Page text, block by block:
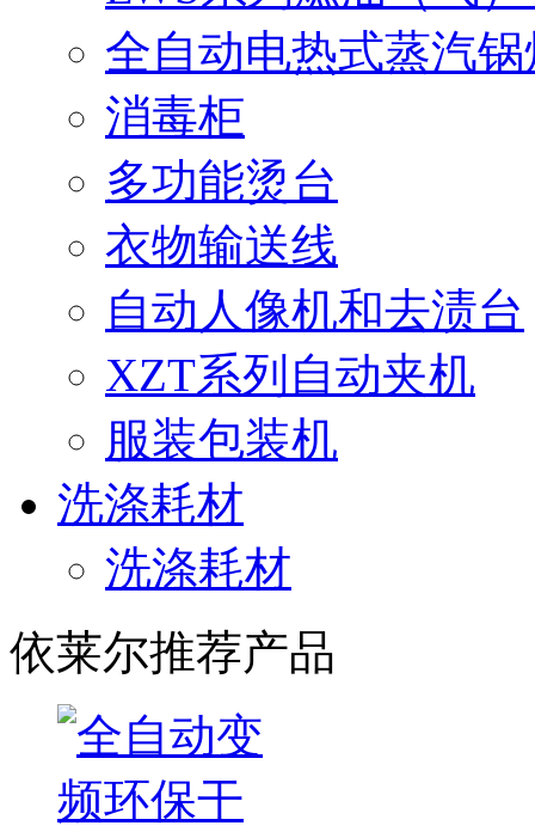
全自动电热式蒸汽锅
消毒柜
多功能烫台
衣物输送线
自动人像机和去渍台
XZT系列自动夹机
服装包装机
洗涤耗材
洗涤耗材
依莱尔推荐产品